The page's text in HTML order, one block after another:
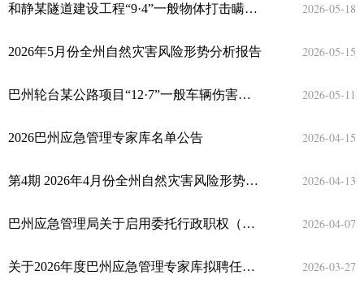
和静某隧道建设工程“9·4”一般物体打击瞒报事故调查报告 2026-05-18
2026年5月份全州自然灾害风险形势分析报告 2026-05-15
巴州轮台某公路项目“12·7”一般车辆伤害瞒报事故调查报告 2026-05-11
2026巴州应急管理专家库名单公告 2026-04-15
第4期 2026年4月份全州自然灾害风险形势分析报告 2026-04-13
巴州应急管理局关于启用委托行政职权（下放事项）专用章的公告 2026-04-07
关于2026年度巴州应急管理专家库拟聘任专家名单的公示 2026-03-27